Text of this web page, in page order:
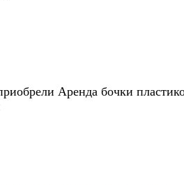
Аренда бочки